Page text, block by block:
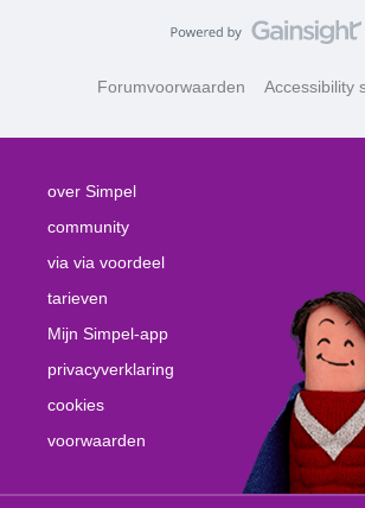
Forumvoorwaarden Accessibility
over Simpel
community
via via voordeel
tarieven
Mijn Simpel-app
privacyverklaring
cookies
voorwaarden